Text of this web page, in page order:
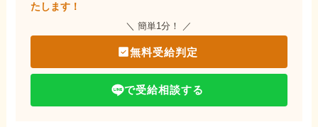
たします！
＼ 簡単1分！ ／
無料受給判定
で受給相談する